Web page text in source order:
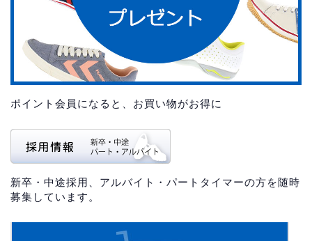
ポイント会員になると、お買い物がお得に
新卒・中途採用、アルバイト・パートタイマーの方を随時
募集しています。